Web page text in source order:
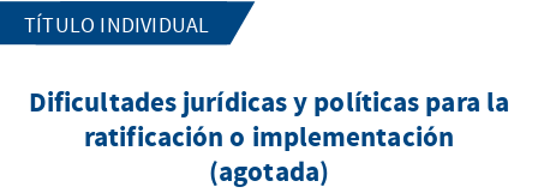
TÍTULO INDIVIDUAL
Dificultades jurídicas y políticas para la
ratificación o implementación
(agotada)